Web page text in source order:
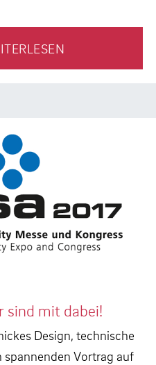
sind mit dabei!
Design, technische
spannenden Vortrag auf